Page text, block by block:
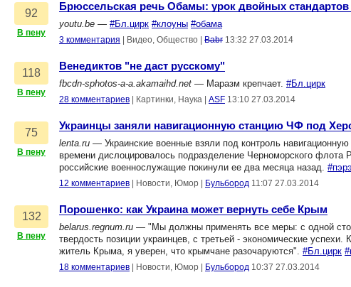
92
В пену
Брюссельская речь Обамы: урок двойных
youtu.be — #Бл.цирк #клоуны #обама
3 комментария Видео, Общество Babr 13:32 27.03.2014
118
В пену
Венедиктов "не даст русскому"
fbcdn-sphotos-a-a.akamaihd.net — Маразм крепчает. #Бл.цирк
28 комментариев Картинки, Наука ASF 13:10 27.03.2014
75
В пену
Украинцы заняли навигационную станцию ЧФ под
lenta.ru — Украинские военные взяли под контроль
времени дислоцировалось подразделение Черноморского
российские военнослужащие покинули ее два месяца назад.
12 комментариев Новости, Юмор Бульбород 11:07 27.03.2014
132
В пену
Порошенко: как Украина может вернуть себе Крым
belarus.regnum.ru — "Мы должны применять все меры: с одной
твердость позиции украинцев, с третьей - экономические
житель Крыма, я уверен, что крымчане разочаруются". #Бл.цирк
18 комментариев Новости, Юмор Бульбород 10:37 27.03.2014